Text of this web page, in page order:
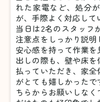
れた家電など、処分
が、手際よく対応して
当日は2名のスタッフ
注意点をしっかり説
安心感を持って作業
出しの際も、壁や床
払っていただき、家
がとても嬉しかった
ちらからお願いしな